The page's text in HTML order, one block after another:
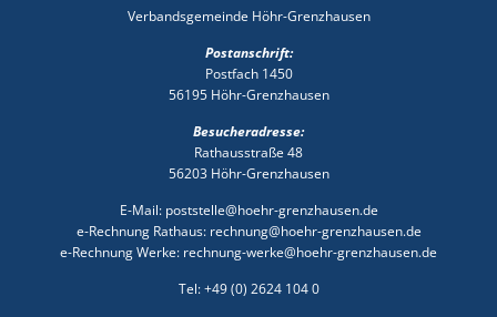
Verbandsgemeinde Höhr-Grenzhausen
Postanschrift:
Postfach 1450
56195 Höhr-Grenzhausen
Besucheradresse:
Rathausstraße 48
56203 Höhr-Grenzhausen
E-Mail: poststelle@hoehr-grenzhausen.de
e-Rechnung Rathaus: rechnung@hoehr-grenzhausen.de
e-Rechnung Werke: rechnung-werke@hoehr-grenzhausen.de
Tel: +49 (0) 2624 104 0